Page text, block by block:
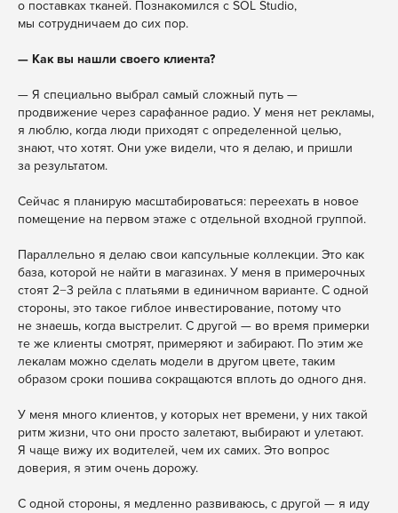
о поставках тканей. Познакомился с SOL Studio,
мы сотрудничаем до сих пор.
— Как вы нашли своего клиента?
— Я специально выбрал самый сложный путь —
продвижение через сарафанное радио. У меня нет рекламы,
я люблю, когда люди приходят с определенной целью,
знают, что хотят. Они уже видели, что я делаю, и пришли
за результатом.
Сейчас я планирую масштабироваться: переехать в новое
помещение на первом этаже с отдельной входной группой.
Параллельно я делаю свои капсульные коллекции. Это как
база, которой не найти в магазинах. У меня в примерочных
стоят 2−3 рейла с платьями в единичном варианте. С одной
стороны, это такое гиблое инвестирование, потому что
не знаешь, когда выстрелит. С другой — во время примерки
те же клиенты смотрят, примеряют и забирают. По этим же
лекалам можно сделать модели в другом цвете, таким
образом сроки пошива сокращаются вплоть до одного дня.
У меня много клиентов, у которых нет времени, у них такой
ритм жизни, что они просто залетают, выбирают и улетают.
Я чаще вижу их водителей, чем их самих. Это вопрос
доверия, я этим очень дорожу.
С одной стороны, я медленно развиваюсь, с другой — я иду